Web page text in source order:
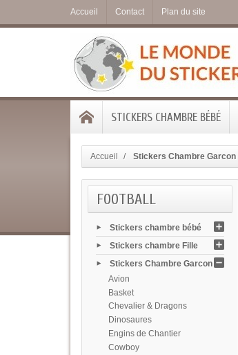
Accueil Contact Plan du site
STICKERS CHAMBRE BÉBÉ
Accueil Stickers Chambre Garcon
FOOTBALL
Stickers chambre bébé
Stickers chambre Fille
Stickers Chambre Garcon
Avion
Basket
Chevalier & Dragons
Dinosaures
Engins de Chantier
Cowboy